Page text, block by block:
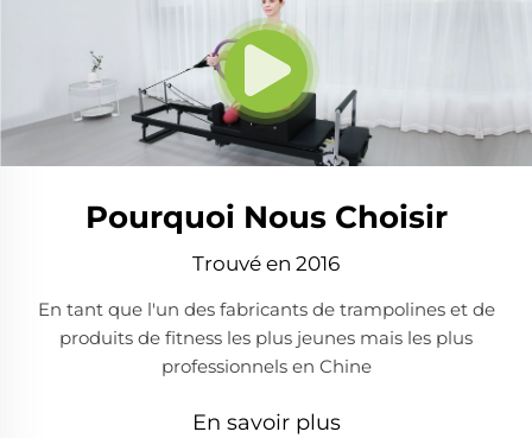
Pourquoi Nous Choisir
Trouvé en 2016
En tant que l'un des fabricants de trampolines et de
produits de fitness les plus jeunes mais les plus
professionnels en Chine
En savoir plus